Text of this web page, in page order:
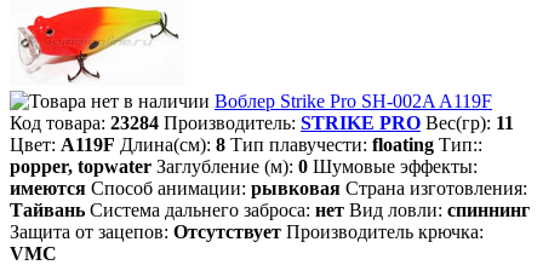
Воблер Strike Pro SH-002A A119F
Код товара: 23284 Производитель: STRIKE PRO Вес(гр): 11
Цвет: A119F Длина(см): 8 Тип плавучести: floating Тип::
popper, topwater Заглубление (м): 0 Шумовые эффекты:
имеются Способ анимации: рывковая Страна изготовления:
Тайвань Система дальнего заброса: нет Вид ловли: спиннинг
Защита от зацепов: Отсутствует Производитель крючка:
VMC